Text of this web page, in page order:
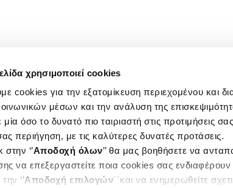
χρησιμοποιεί cookies
cookies για την εξατομίκευση περιεχομένου και
μέσων και την ανάλυση της
όσο το δυνατό πιο ταιριαστή στις προτιμήσεις
περιήγηση, με τις καλύτερες δυνατές προτάσεις.
στην ‘’Αποδοχή όλων’’ θα μας βοηθήσετε να
να επεξεργαστείτε ποια cookies σας ενδιαφέρουν
‘’Αποδοχή επιλογών΄΄και να ενημερωθείτε